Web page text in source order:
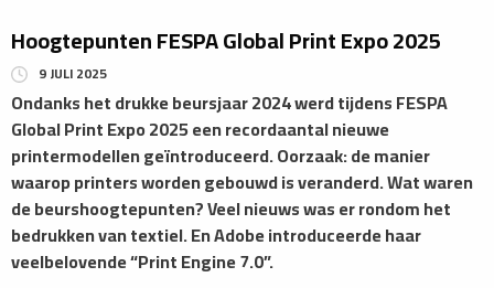
Hoogtepunten FESPA Global Print Expo 2025
9 JULI 2025
Ondanks het drukke beursjaar 2024 werd tijdens FESPA
Global Print Expo 2025 een recordaantal nieuwe
printermodellen geïntroduceerd. Oorzaak: de manier
waarop printers worden gebouwd is veranderd. Wat waren
de beurshoogtepunten? Veel nieuws was er rondom het
bedrukken van textiel. En Adobe introduceerde haar
veelbelovende “Print Engine 7.0”.